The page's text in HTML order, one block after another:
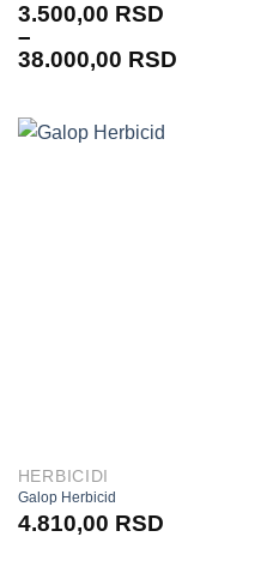
3.500,00 RSD
–
38.000,00 RSD
HERBICIDI
Galop Herbicid
4.810,00 RSD